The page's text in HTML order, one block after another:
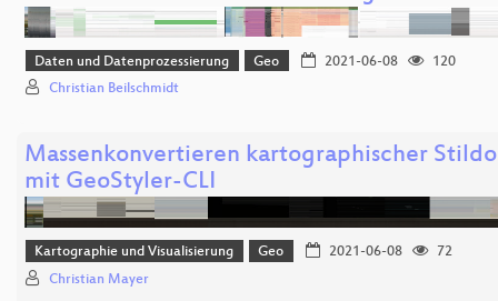
Daten und Datenprozessierung Geo 2021-06-08
120
Christian Beilschmidt
Massenkonvertieren kartographischer
mit GeoStyler-CLI
Kartographie und Visualisierung Geo 2021-06-08
72
Christian Mayer